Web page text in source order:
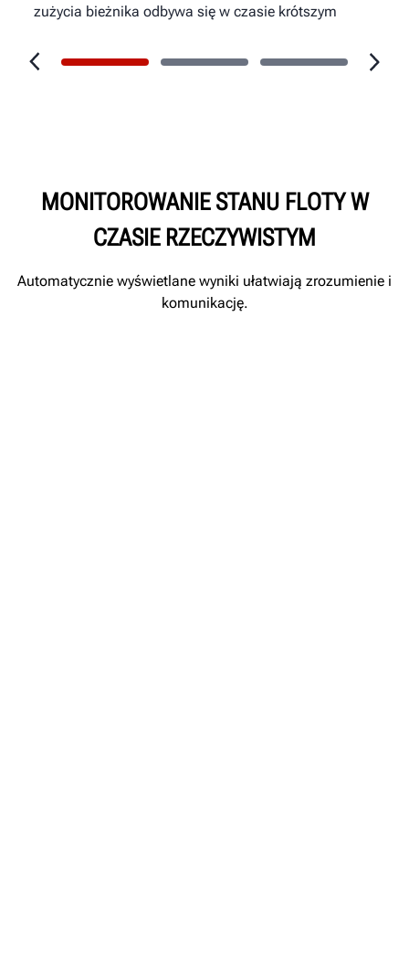
zużycia bieżnika odbywa się w czasie krótszym
Automatyczne wyświetlanie wyników
MONITOROWANIE STANU FLOTY W
CZASIE RZECZYWISTYM
Automatycznie wyświetlane wyniki ułatwiają zrozumienie i
komunikację.